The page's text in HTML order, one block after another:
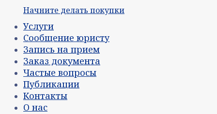
Начните делать покупки
Услуги
Сообщение юристу
Запись на прием
Заказ документа
Частые вопросы
Публикации
Контакты
О нас